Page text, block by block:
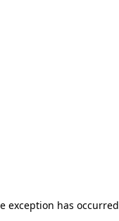
exception has occurred